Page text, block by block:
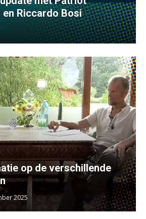
Riccardo Bosi
op de verschillende
2025